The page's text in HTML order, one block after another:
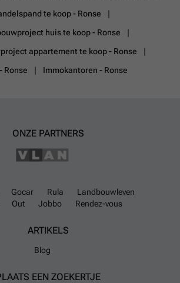
te koop - Ronse
huis te koop - Ronse
appartement te koop - Ronse
Ronse
Immokantoren - Ronse
ONZE PARTNERS
Gocar Rula
Landbouwleven
Out Jobbo Rendez-vous
ARTIKELS
Blog
EEN ZOEKERTJE